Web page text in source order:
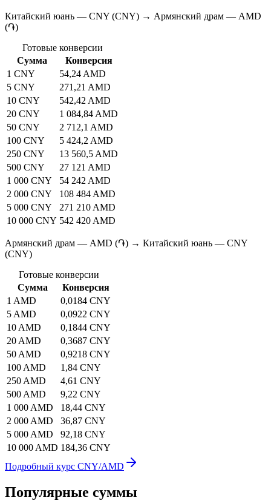
Китайский юань — CNY (CNY) → Армянский драм — AMD
(֏)
Готовые конверсии
Сумма
Конверсия
1 CNY
54,24 AMD
5 CNY
271,21 AMD
10 CNY
542,42 AMD
20 CNY
1 084,84 AMD
50 CNY
2 712,1 AMD
100 CNY
5 424,2 AMD
250 CNY
13 560,5 AMD
500 CNY
27 121 AMD
1 000 CNY
54 242 AMD
2 000 CNY
108 484 AMD
5 000 CNY
271 210 AMD
10 000 CNY 542 420 AMD
Армянский драм — AMD (֏) → Китайский юань — CNY
(CNY)
Готовые конверсии
Сумма
Конверсия
1 AMD
0,0184 CNY
5 AMD
0,0922 CNY
10 AMD
0,1844 CNY
20 AMD
0,3687 CNY
50 AMD
0,9218 CNY
100 AMD
1,84 CNY
250 AMD
4,61 CNY
500 AMD
9,22 CNY
1 000 AMD
18,44 CNY
2 000 AMD
36,87 CNY
5 000 AMD
92,18 CNY
10 000 AMD 184,36 CNY
Подробный курс CNY/AMD
Популярные суммы